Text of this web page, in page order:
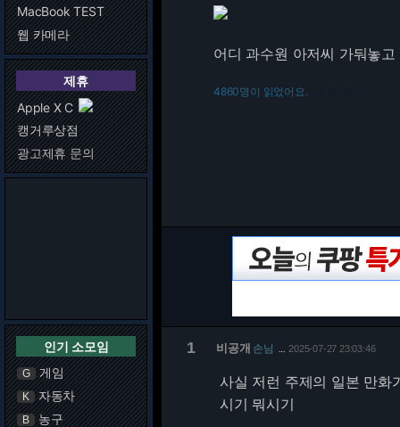
MacBook TEST
웹 카메라
제휴
Apple X C
캥거루상점
광고제휴 문의
인기 소모임
G 게임
K 자동차
B 농구
어디 과수원 아저씨 가둬놓
4860명이 읽었어요.
1 비공개 손님 2025-07-27 23:03:46
사실 저런 주제의 일본 만화
시기 뭐시기